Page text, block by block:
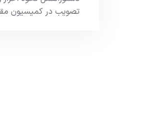
تصویب در کمیسیون